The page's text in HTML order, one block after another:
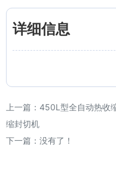
详细信息
上一篇： 450L型全自动热收
缩封切机
下一篇：没有了！